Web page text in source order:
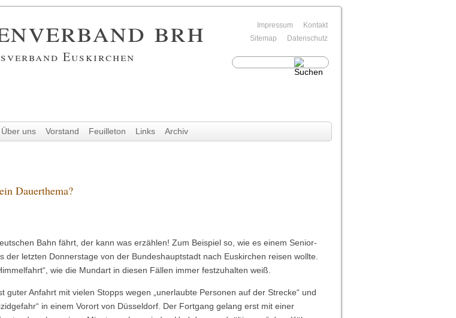
brh
Euskirchen
Über uns Vorstand Feuilleton Links Archiv
Kontakt
Impressum
Datenschutz
Sitemap
Dauerthema?
Bahn fährt, der kann was erzählen! Zum Beispiel so, wie es einem Senior-
der letzten Donnerstage von der Bundeshauptstadt nach Euskirchen reisen wollte.
wie die Mundart in diesen Fällen immer festzuhalten weiß.
guter Anfahrt mit vielen Stopps wegen „unerlaubte Personen auf der Strecke“ und
in einem Vorort von Düsseldorf. Der Fortgang gelang erst mit einer